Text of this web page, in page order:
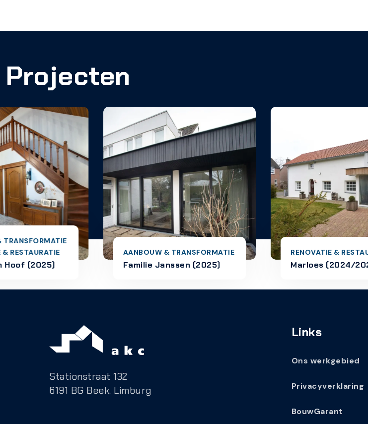
Projecten
AANBOUW & TRANSFORMATIE
Familie Janssen (2025)
RENOVATIE & RESTAURATIE
Marloes (2024/2025)
Stationstraat 132
6191 BG Beek, Limburg
Links
Ons werkgebied
Privacyverklaring
BouwGarant